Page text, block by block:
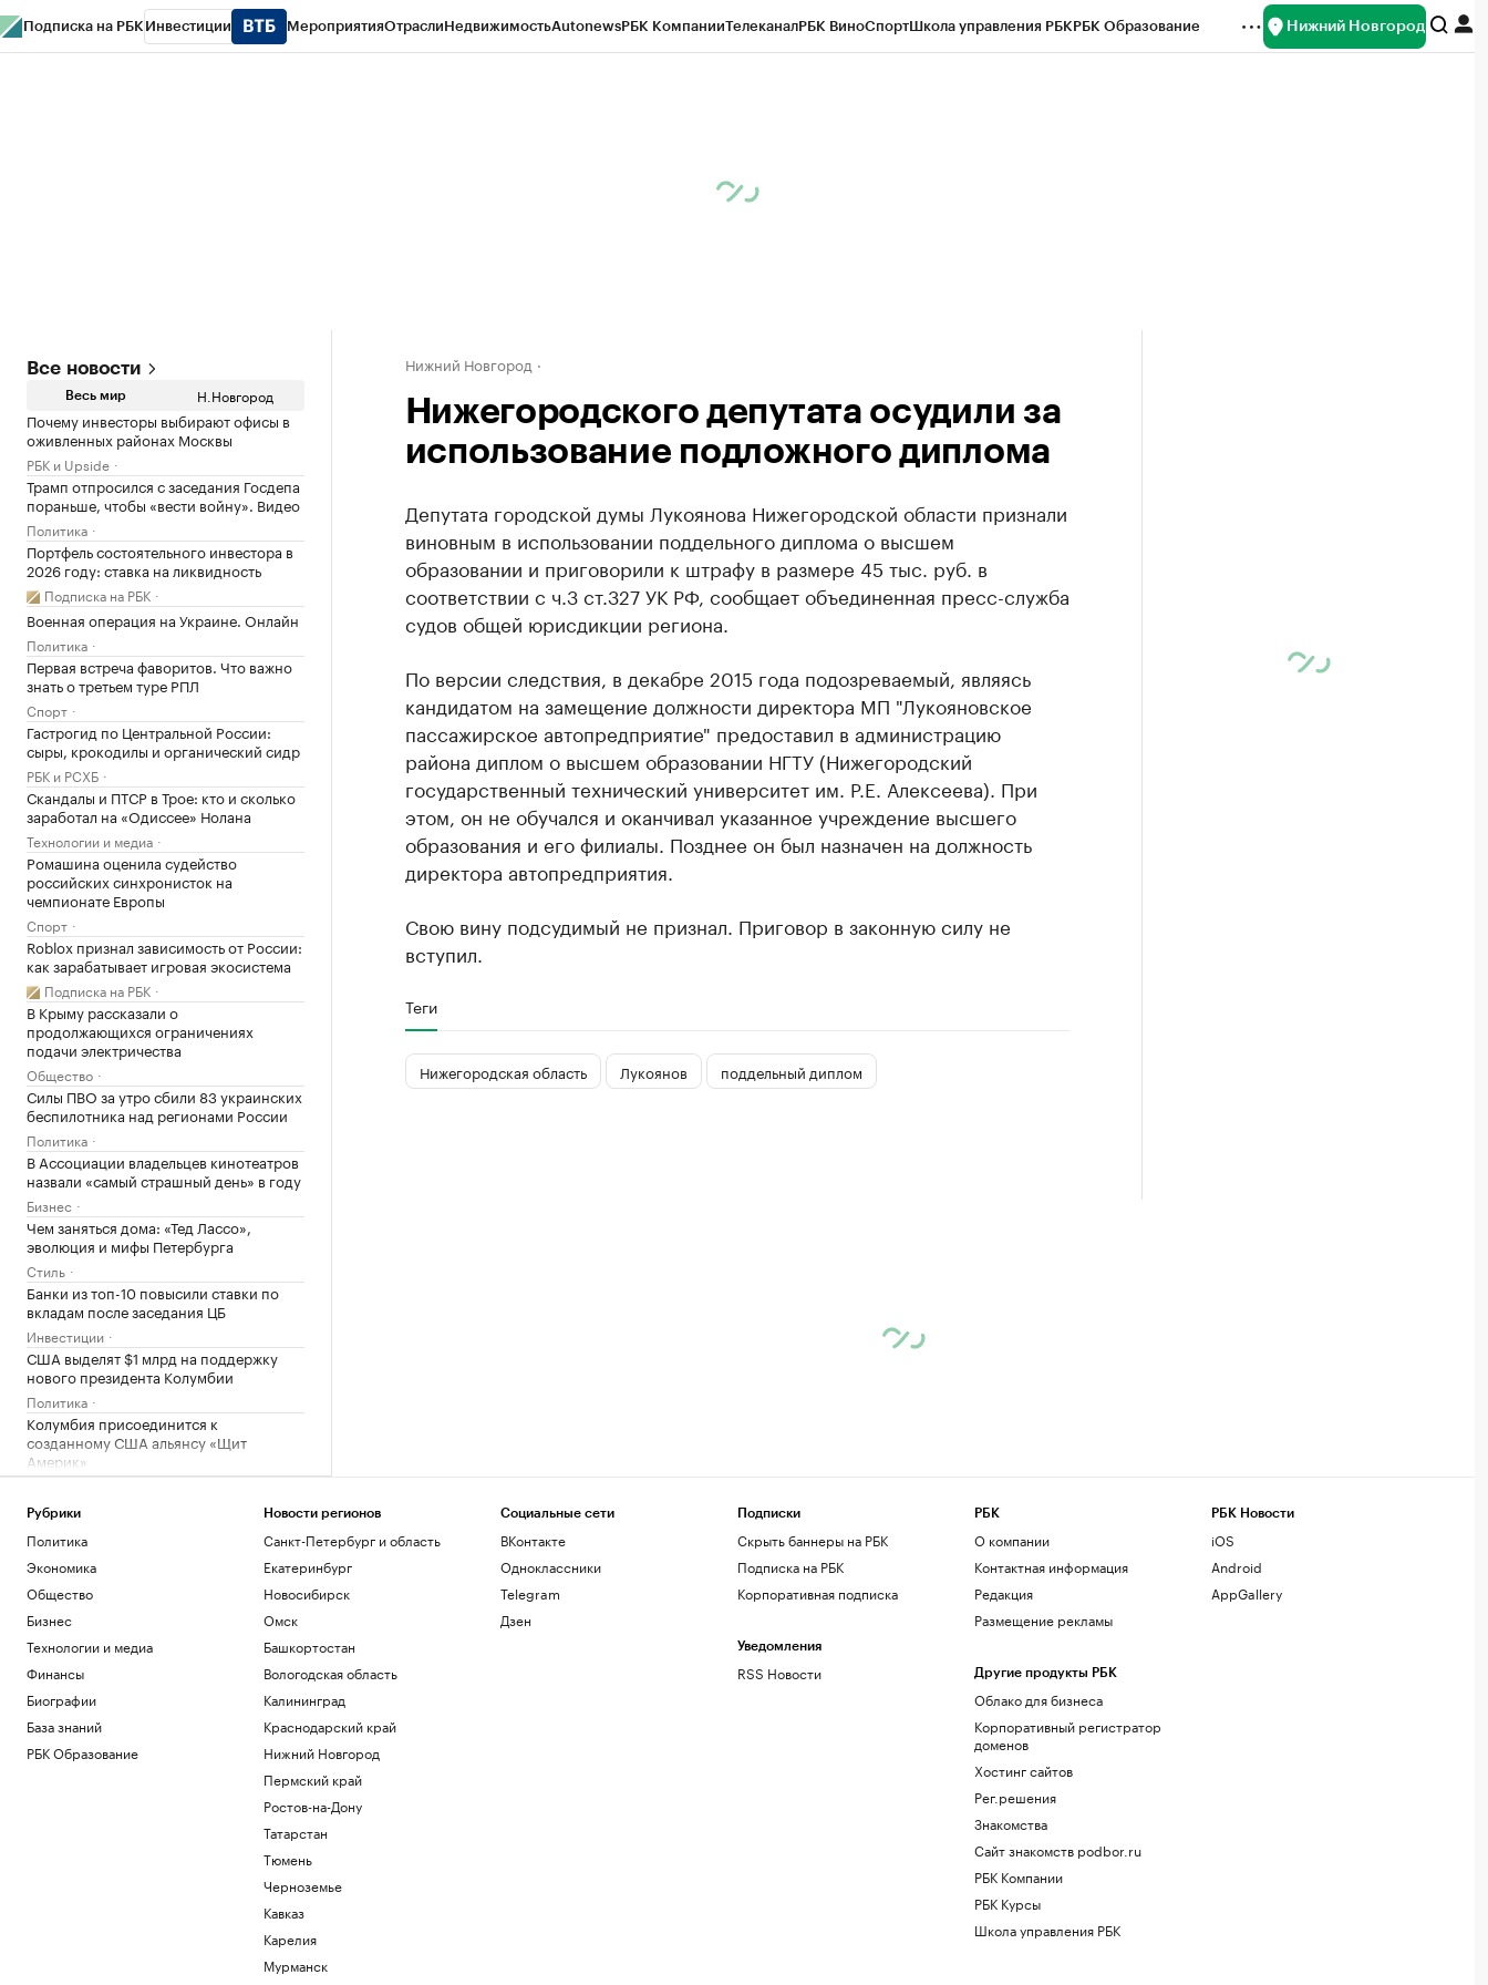
Подписка на РБК Инвестиции МероприятияОтраслиНедвижимостьAutonewsРБК КомпанииТелеканалРБК ВиноСпортШкола управления РБКРБК Образование Нижний Новгород
Все новости
Весь мир Н.Новгород
Почему инвесторы выбирают офисы в
оживленных районах Москвы
РБК и Upside
Трамп отпросился с заседания Госдепа
пораньше, чтобы «вести войну». Видео
Политика
Портфель состоятельного инвестора в
2026 году: ставка на ликвидность
Подписка на РБК
Военная операция на Украине. Онлайн
Политика
Первая встреча фаворитов. Что важно
знать о третьем туре РПЛ
Спорт
Гастрогид по Центральной России:
сыры, крокодилы и органический сидр
РБК и РСХБ
Скандалы и ПТСР в Трое: кто и сколько
заработал на «Одиссее» Нолана
Технологии и медиа
Ромашина оценила судейство
российских синхронисток на
чемпионате Европы
Спорт
Roblox признал зависимость от России:
как зарабатывает игровая экосистема
Подписка на РБК
В Крыму рассказали о
продолжающихся ограничениях
подачи электричества
Общество
Силы ПВО за утро сбили 83 украинских
беспилотника над регионами России
Политика
В Ассоциации владельцев кинотеатров
назвали «самый страшный день» в году
Бизнес
Чем заняться дома: «Тед Лассо»,
эволюция и мифы Петербурга
Стиль
Банки из топ-10 повысили ставки по
вкладам после заседания ЦБ
Инвестиции
США выделят $1 млрд на поддержку
нового президента Колумбии
Политика
Колумбия присоединится к
созданному США альянсу «Щит
Америк»
Власти заявили о «переломе
положения» из-за обстрелов трассы
«Новороссия»
Политика
Губернатор Севастополя заявил об
Больше прогулок, свежего воздуха и
отдыха: квартиры рядом с парками
РБК и ПИК Серия плюс
Ромашина назвала хорошим
чемпионате Европы
Нижний Новгород
Нижегородского депутата осудили за
использование подложного диплома
Депутата городской думы Лукоянова Нижегородской области признали
виновным в использовании поддельного диплома о высшем
образовании и приговорили к штрафу в размере 45 тыс. руб. в
соответствии с ч.3 ст.327 УК РФ, сообщает объединенная пресс-служба
судов общей юрисдикции региона.
По версии следствия, в декабре 2015 года подозреваемый, являясь
кандидатом на замещение должности директора МП "Лукояновское
пассажирское автопредприятие" предоставил в администрацию
района диплом о высшем образовании НГТУ (Нижегородский
государственный технический университет им. Р.Е. Алексеева). При
этом, он не обучался и оканчивал указанное учреждение высшего
образования и его филиалы. Позднее он был назначен на должность
директора автопредприятия.
Свою вину подсудимый не признал. Приговор в законную силу не
вступил.
Теги
Нижегородская область Лукоянов поддельный диплом
Рубрики
Политика
Экономика
Общество
Бизнес
Технологии и медиа
Финансы
Биографии
База знаний
РБК Образование
Новости регионов
Санкт-Петербург и область
Екатеринбург
Новосибирск
Омск
Башкортостан
Вологодская область
Калининград
Краснодарский край
Нижний Новгород
Пермский край
Ростов-на-Дону
Татарстан
Тюмень
Черноземье
Кавказ
Карелия
Мурманск
Социальные сети
ВКонтакте
Одноклассники
Telegram
Дзен
Подписки
Скрыть баннеры на РБК
Подписка на РБК
Корпоративная подписка
Уведомления
RSS Новости
РБК
О компании
Контактная информация
Редакция
Размещение рекламы
Другие продукты РБК
Облако для бизнеса
Корпоративный регистратор
доменов
Хостинг сайтов
Рег.решения
Знакомства
Сайт знакомств podbor.ru
РБК Компании
РБК Курсы
Школа управления РБК
РБК Новости
iOS
Android
AppGallery